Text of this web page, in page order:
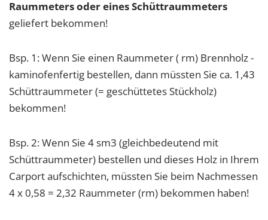
Raummeters oder eines Schüttraummeters
geliefert bekommen!
Bsp. 1: Wenn Sie einen Raummeter ( rm) Brennholz -
kaminofenfertig bestellen, dann müssten Sie ca. 1,43
Schüttraummeter (= geschüttetes Stückholz)
bekommen!
Bsp. 2: Wenn Sie 4 sm3 (gleichbedeutend mit
Schüttraummeter) bestellen und dieses Holz in Ihrem
Carport aufschichten, müssten Sie beim Nachmessen
4 x 0,58 = 2,32 Raummeter (rm) bekommen haben!